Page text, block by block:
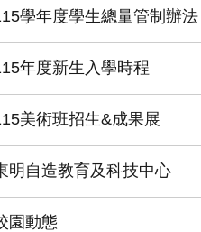
學年度學生總量管制辦法
年度新生入學時程
美術班招生&成果展
明自造教育及科技中心
園動態